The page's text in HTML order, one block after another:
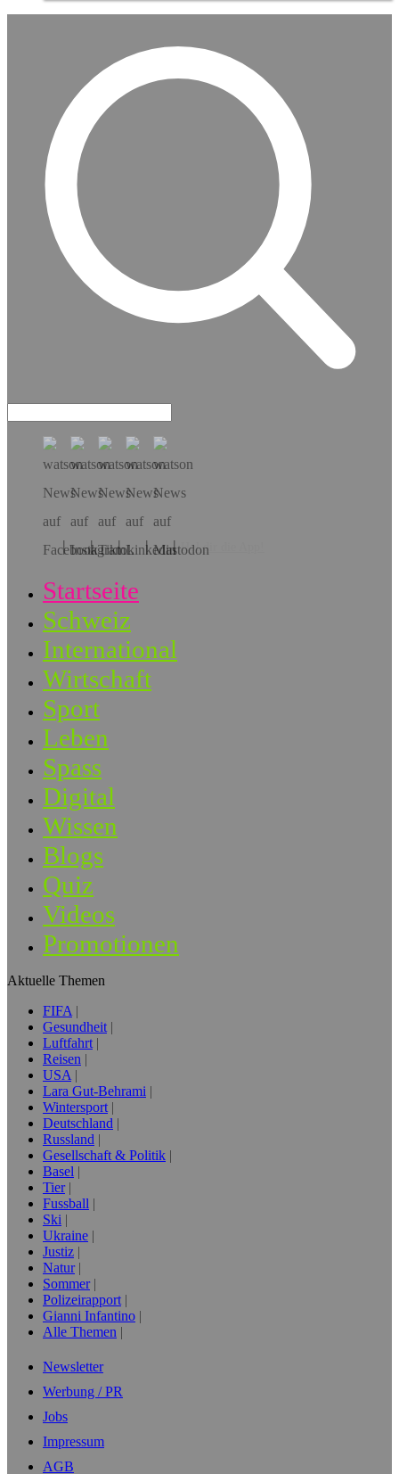
Hol dir die App!
Startseite
Schweiz
International
Wirtschaft
Sport
Leben
Spass
Digital
Wissen
Blogs
Quiz
Videos
Promotionen
Aktuelle Themen
FIFA
Gesundheit
Luftfahrt
Reisen
USA
Lara Gut-Behrami
Wintersport
Deutschland
Russland
Gesellschaft & Politik
Basel
Tier
Fussball
Ski
Ukraine
Justiz
Natur
Sommer
Polizeirapport
Gianni Infantino
Alle Themen
Newsletter
Werbung / PR
Jobs
Impressum
AGB